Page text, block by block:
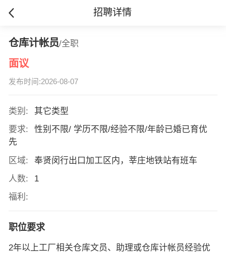
招聘详情
仓库计帐员/全职
面议
发布时间:2026-08-07
类别:
其它类型
要求:
性别不限/ 学历不限/经验不限/年龄已婚已育优
先
区域:
奉贤闵行出口加工区内，莘庄地铁站有班车
人数:
1
福利:
职位要求
2年以上工厂相关仓库文员、助理或仓库计帐员经验优